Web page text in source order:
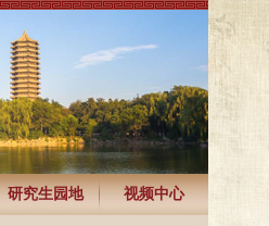
研究生园地 视频中心